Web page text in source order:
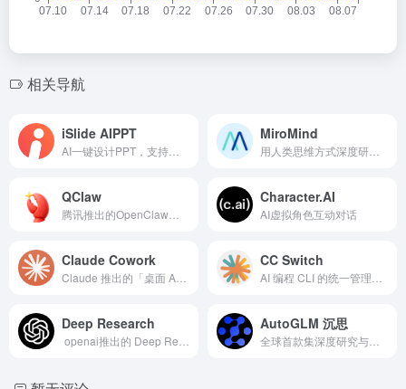
相关导航
iSlide AIPPT MiroMind
QClaw Character.AI
AI虚拟角色互动对话
Claude Cowork CC Switch
Deep Research AutoGLM 沉思